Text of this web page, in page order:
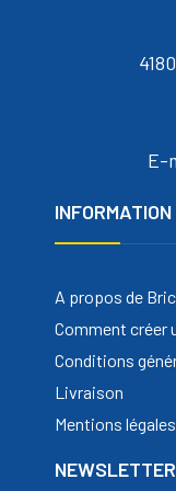
E-
INFORMATION
A propos de
Comment créer
Conditions
Livraison
Mentions légales
NEWSLETTER